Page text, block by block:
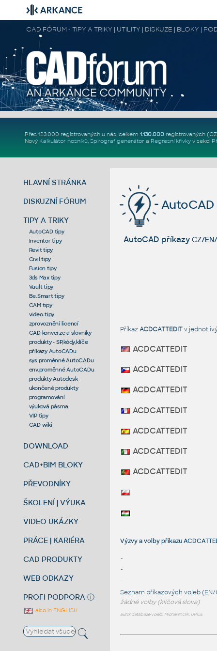
CAD FÓRUM - TIPY A TRIKY | UTILITY | DISKUZE | BLOKY |
Přes 123.000 registrovaných u nás, celkem 1.130.000registrovaných
Nový Kalkulátor nosníků, Spirograf generátor a Regresní křivkyv sekci
HLAVNÍ STRÁNKA
DISKUZNÍ FÓRUM
TIPY A TRIKY
AutoCAD tipy
Inventor tipy
Revit tipy
Civil tipy
Fusion tipy
3ds Max tipy
Vault tipy
Be.Smart tipy
CAM tipy
video-tipy
zprovoznění licencí
CAD konverze a slovníky
produkty - SP,kódy,klíče
příkazy AutoCADu
sys.proměnné AutoCADu
env.proměnné AutoCADu
produkty Autodesk
ukončené produkty
programování
výuková pásma
VIP tipy
CAD wiki
DOWNLOAD
CAD+BIM BLOKY
PŘEVODNÍKY
ŠKOLENÍ | VÝUKA
VIDEO UKÁZKY
PRÁCE | KARIÉRA
CAD PRODUKTY
WEB ODKAZY
PROFI PODPORA ⓘ
also in ENGLISH
AutoCAD
AutoCAD příkazy CZ/
Příkaz ACDCATTEDITv
ACDCATTEDIT
ACDCATTEDIT
ACDCATTEDIT
ACDCATTEDIT
ACDCATTEDIT
ACDCATTEDIT
ACDCATTEDIT
Výzvy a volby příkazu
-
-
-
Seznam příkazových voleb (EN/
žádné volby (klíčová slova)
autor databáze voleb: Michal Miclík, UPCE